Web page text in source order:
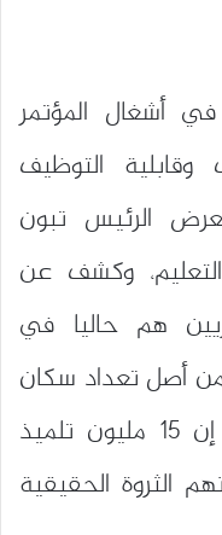
أشغال المؤتمر
وقابلية التوظيف
الرئيس تبون
وكشف عن
هم حاليا في
من أصل تعداد سكان
قارب 47 مليون نسمة، وقال إن 15 مليون تلميذ
الثروة الحقيقية